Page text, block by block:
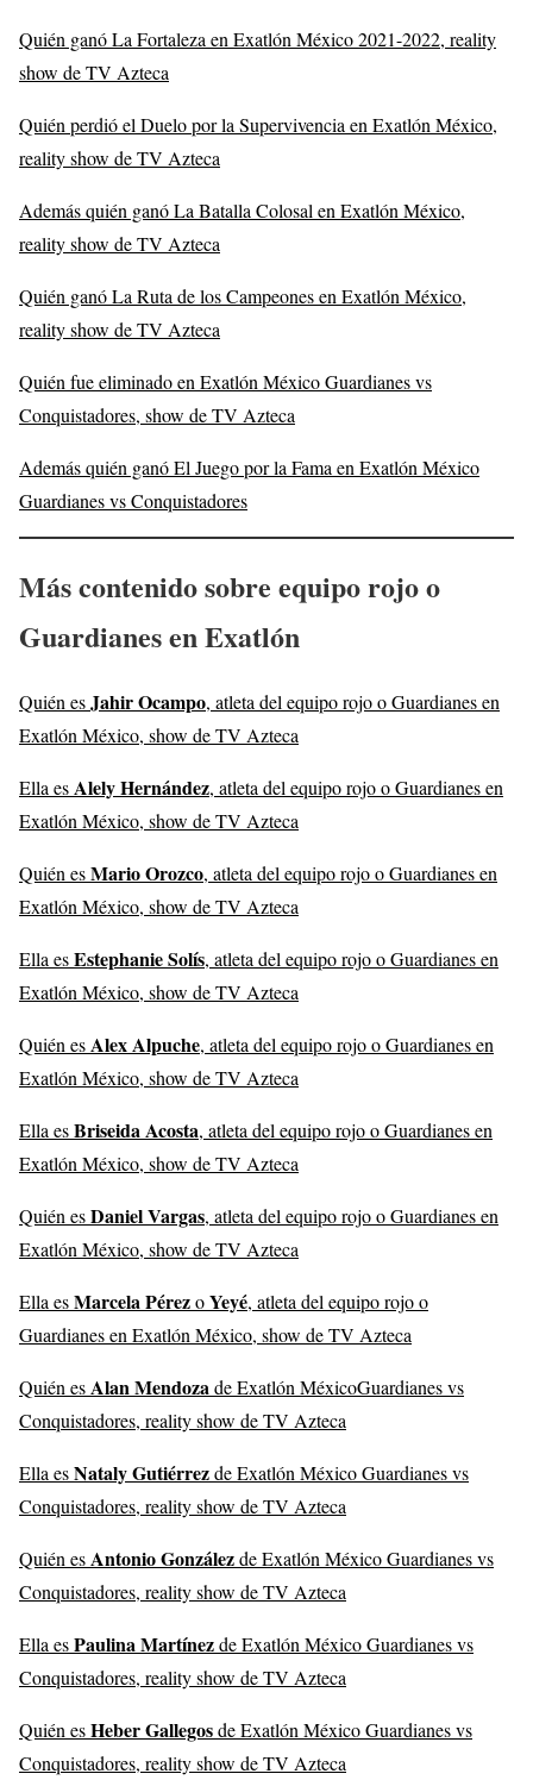
Quién ganó La Fortaleza en Exatlón México 2021-2022, reality
show de TV Azteca
Quién perdió el Duelo por la Supervivencia en Exatlón México,
reality show de TV Azteca
Además quién ganó La Batalla Colosal en Exatlón México,
reality show de TV Azteca
Quién ganó La Ruta de los Campeones en Exatlón México,
reality show de TV Azteca
Quién fue eliminado en Exatlón México Guardianes vs
Conquistadores, show de TV Azteca
Además quién ganó El Juego por la Fama en Exatlón México
Guardianes vs Conquistadores
Más contenido sobre equipo rojo o
Guardianes en Exatlón
Quién esJahir Ocampo, atleta del equipo rojo o Guardianes en
Exatlón México, show de TV Azteca
Ella esAlely Hernández, atleta del equipo rojo o Guardianes en
Exatlón México, show de TV Azteca
Quién esMario Orozco, atleta del equipo rojo o Guardianes en
Exatlón México, show de TV Azteca
Ella esEstephanie Solís, atleta del equipo rojo o Guardianes en
Exatlón México, show de TV Azteca
Quién esAlex Alpuche, atleta del equipo rojo o Guardianes en
Exatlón México, show de TV Azteca
Ella esBriseida Acosta, atleta del equipo rojo o Guardianes en
Exatlón México, show de TV Azteca
Quién esDaniel Vargas, atleta del equipo rojo o Guardianes en
Exatlón México, show de TV Azteca
Ella esMarcela PérezoYeyé, atleta del equipo rojo o
Guardianes en Exatlón México, show de TV Azteca
Quién esAlan Mendozade Exatlón MéxicoGuardianes vs
Conquistadores, reality show de TV Azteca
Ella esNataly Gutiérrezde Exatlón México Guardianes vs
Conquistadores, reality show de TV Azteca
Quién esAntonio Gonzálezde Exatlón México Guardianes vs
Conquistadores, reality show de TV Azteca
Ella esPaulina Martínezde Exatlón México Guardianes vs
Conquistadores, reality show de TV Azteca
Quién esHeber Gallegosde Exatlón México Guardianes vs
Conquistadores, reality show de TV Azteca